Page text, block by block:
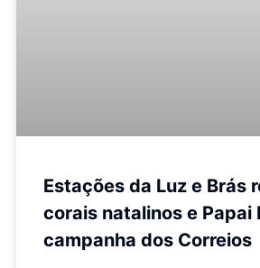
Estações da Luz e Brás
corais natalinos e Papai
campanha dos Correios